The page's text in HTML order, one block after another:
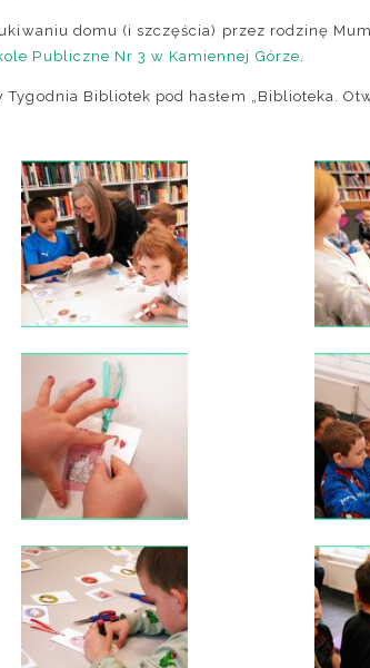
domu (i szczęścia) przez rodzinę
Publiczne Nr 3 w Kamiennej Górze.
Bibliotek pod hasłem „Biblioteka.